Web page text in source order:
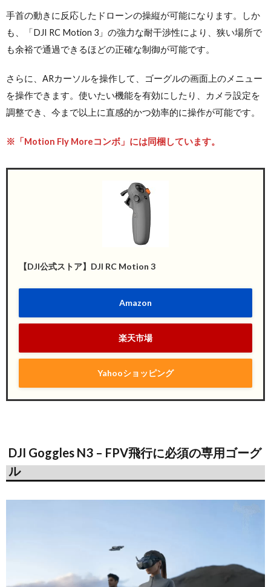
手首の動きに反応したドローンの操縦が可能になります。しか
も、「DJI RC Motion 3」の‌強力な耐干渉性により、狭い場所で
も余裕で通過できるほどの正確な制御が可能です。
さらに、ARカーソルを操作して、ゴーグルの画面上のメニュー
を操作できます。使いたい機能を有効にしたり、カメラ設定を
調整でき、今まで以上に直感的かつ効率的に操作が可能です。
※「Motion Fly Moreコンボ」には同梱しています。
【DJI公式ストア】DJI RC Motion 3
Amazon
楽天市場
Yahooショッピング
DJI Goggles N3 – FPV飛行に必須の専用ゴーグ
ル